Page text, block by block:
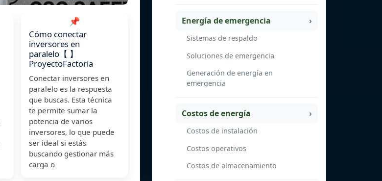
📌
️Cómo conectar
inversores en
paralelo【 ️】
ProyectoFactoria
Conectar inversores en
paralelo es la respuesta
que buscas. Esta técnica
te permite sumar la
potencia de varios
inversores, lo que puede
ser ideal si estás
buscando gestionar más
carga o
Energía de emergencia
Sistemas de respaldo
Soluciones de emergencia
Generación de energía en
emergencia
Costos de energía
Costos de instalación
Costos operativos
Costos de almacenamiento